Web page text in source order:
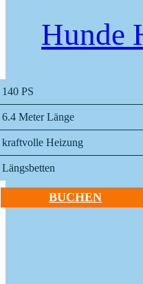
Hunde
140 PS
6.4 Meter Länge
kraftvolle Heizung
Längsbetten
BUCHEN